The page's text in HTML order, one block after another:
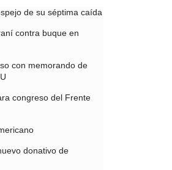
de su séptima caída
contra buque en
con memorando de
congreso del Frente
donativo de